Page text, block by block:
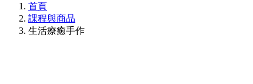
首頁
課程與商品
生活療癒手作